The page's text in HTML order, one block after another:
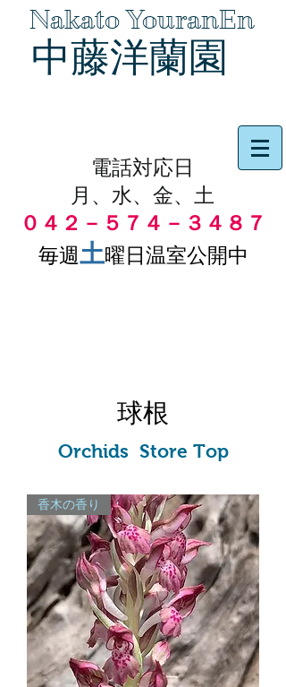
Nakato YouranEn
中藤洋蘭園
電話対応日
月、水、金、土
０４２－５７４－３４８７
毎週土曜日温室公開中
球根
Orchids Store Top
香木の香り